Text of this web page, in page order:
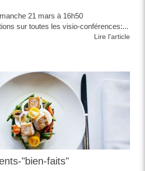
21 mars à 16h50
sur toutes les visio-conférences:...
Lire l'article
"bien-faits"